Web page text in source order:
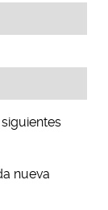
nueva